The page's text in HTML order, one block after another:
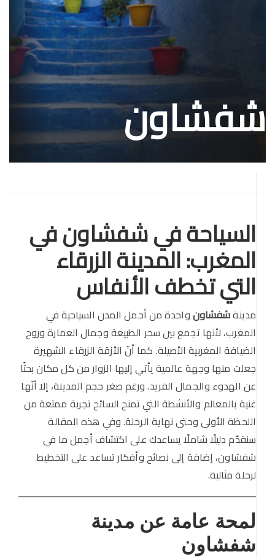
شفشاون
السياحة في شفشاون في
المغرب: المدينة الزرقاء
التي تخطف الأنفاس
مدينةشفشاونواحدة من أجمل المدن السياحية في
المغرب، لأنها تجمع بين سحر الطبيعة وجمال العمارة وروح
الضيافة المغربية الأصيلة. كما أنّ الأزقة الزرقاء الشهيرة
جعلت منها وجهة عالمية يأتي إليها الزوار من كل مكان بحثًا
عن الهدوء والجمال الفريد. ورغم صغر حجم المدينة، إلا أنّها
غنية بالمعالم والأنشطة التي تمنح السائح تجربة ممتعة من
اللحظة الأولى وحتى نهاية الرحلة. وفي هذه المقالة
سنقدّم دليلًا شاملًا يساعدك على اكتشاف أجمل ما في
شفشاون، إضافة إلى نصائح وأفكار تساعد على التخطيط
لرحلة مثالية.
لمحة عامة عن مدينة
شفشاون